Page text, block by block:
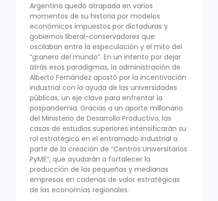
Argentina quedó atrapada en varios
momentos de su historia por modelos
económicos impuestos por dictaduras y
gobiernos liberal-conservadores que
oscilaban entre la especulación y el mito del
“granero del mundo”. En un intento por dejar
atrás esos paradigmas, la administración de
Alberto Fernández apostó por la incentivación
industrial con la ayuda de las universidades
públicas, un eje clave para enfrentar la
pospandemia. Gracias a un aporte millonario
del Ministerio de Desarrollo Productivo, las
casas de estudios superiores intensificarán su
rol estratégico en el entramado industrial a
partir de la creación de “Centros Universitarios
PyME”, que ayudarán a fortalecer la
producción de las pequeñas y medianas
empresas en cadenas de valor estratégicas
de las economías regionales.